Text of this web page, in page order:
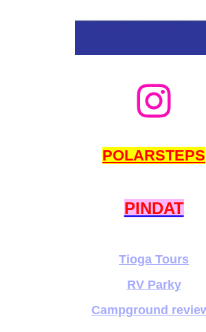
POLARSTEPS
PINDAT
Tioga Tours
RV Parky
Campground